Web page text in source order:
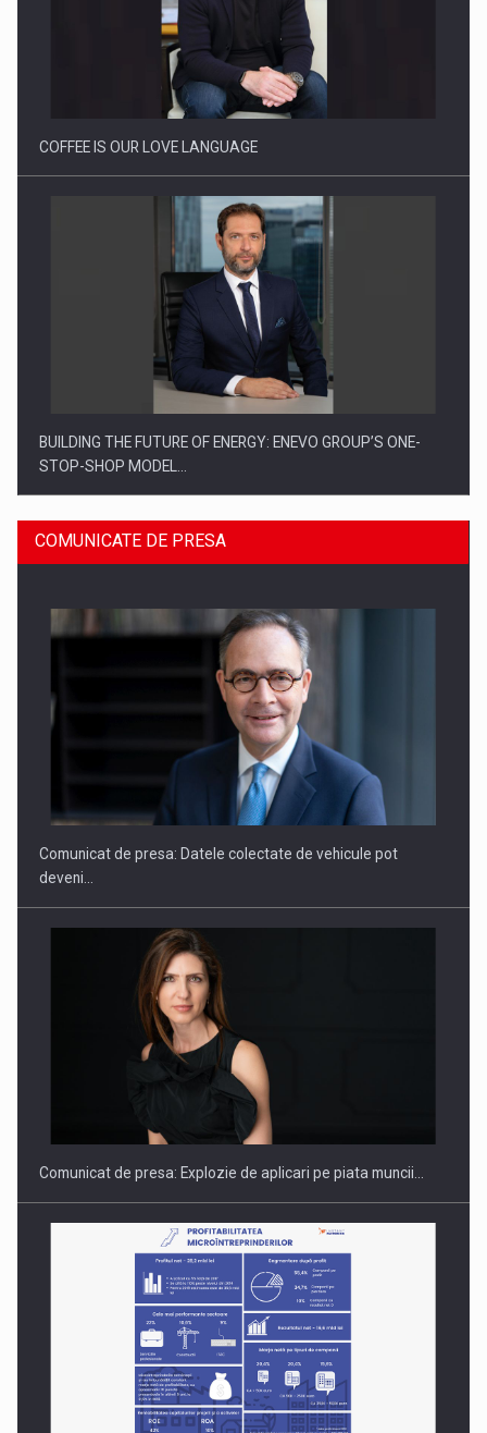
Proteinmaxxing and the Future of Protein Demand
COFFEE IS OUR LOVE LANGUAGE
BUILDING THE FUTURE OF ENERGY: ENEVO GROUP’S ONE-
STOP-SHOP MODEL…
ROOTED IN ROMANIA, BUILT TO DELIVER TECHNOLOGY FOR
PUTTING ROMANIAN CORPORATE COMPANIES ON THE
INTERNATIONAL BUSINESS SCENE
COMUNICATE DE PRESA
Comunicat de presa: Datele colectate de vehicule pot
deveni…
Comunicat de presa: Explozie de aplicari pe piata muncii…